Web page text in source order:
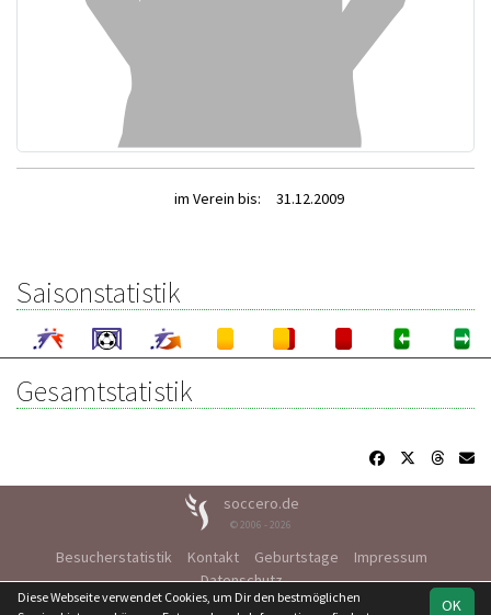
im Verein bis: 31.12.2009
Saisonstatistik
Gesamtstatistik
soccero.de
© 2006 - 2026
Besucherstatistik Kontakt Geburtstage
Impressum
Datenschutz
OK
Diese Webseite verwendet Cookies, um Dir den bestmöglichen